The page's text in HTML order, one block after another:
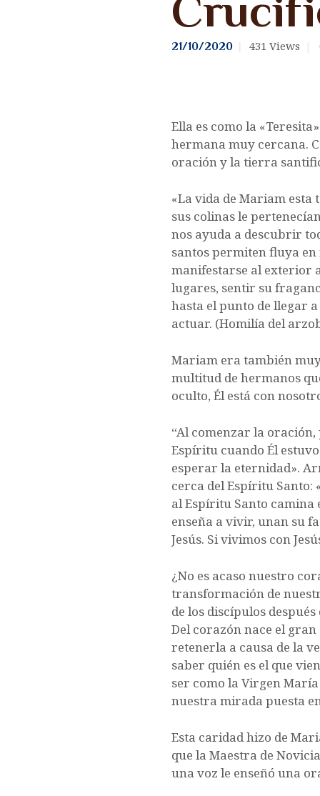
CONTÁCTANOS21/10/2020 431 Views
Ella es como la
hermana muy cercana.
oración y la tierra
«La vida de Mariam
sus colinas le
nos ayuda a descubrir
santos permiten fluya
manifestarse al exterior
lugares, sentir su
hasta el punto de llegar
actuar. (Homilía del
Mariam era también
multitud de hermanos
oculto, Él está con
“Al comenzar la oración,
Espíritu cuando Él
esperar la eternidad».
cerca del Espíritu Santo:
al Espíritu Santo camina
enseña a vivir, unan su
Jesús. Si vivimos con
¿No es acaso nuestro
transformación de
de los discípulos
Del corazón nace el
retenerla a causa de la
saber quién es el que
ser como la Virgen
nuestra mirada puesta
Esta caridad hizo de
que la Maestra de
una voz le enseñó una